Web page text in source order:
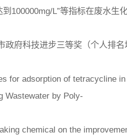
100000mg/L”等指标在废水生
府科技进步三等奖（个人排名
for adsorption of tetracycline
Wastewater by Poly-
chemical on the